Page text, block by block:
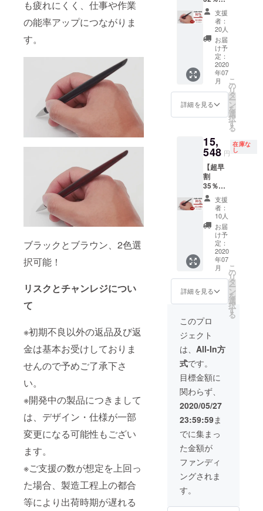
も疲れにくく、仕事や作業
の能率アップにつながりま
す。
ブラックとブラウン、2色選
択可能！
リスクとチャンレジについ
て
※初期不良以外の返品及び返
金は基本お受けしておりま
せんので予めご了承下さ
い。
※開発中の製品につきまして
は、デザイン・仕様が一部
変更になる可能性もござい
ます。
※ご支援の数が想定を上回っ
た場合、製造工程上の都合
等により出荷時期が遅れる
だけま
す。 予
定配送
時期：
2020年
7月上旬
の価格
となり
ます。
※商品の
仕様、
デザイ
ンに関
しまし
ては一
部変更
になる
す。ご
了承く
ださ
い。 ※2
色お選
びいた
だけま
す。 予
定配送
時期：
2020年
7月上旬
F】 イ
ンクレ
スペン
×2
※2020
年7月上
旬にお
届けす
る予定
です
が、生
産、配
送状況
遅れる
可能性
もござ
いま
す。 ※
送料込
の価格
となり
ます。
※商品の
仕様、
デザイ
ンに関
しまし
ては一
部変更
になる
いま
す。ご
了承く
ださ
い。 ※2
色お選
びいた
だけま
す。 予
定配送
時期：
2020年
7月上旬
支援
者：
20人
お届
け予
定：
2020
年07
月
詳細を見る
こ
の
リ
タ
ー
ン
を
選
択
す
る
15,
548 円
在庫な
し
【超早
割
35％OF
F】 イ
ンクレ
スペン
×4
※2020
年7月上
旬にお
届けす
る予定
です
が、生
産、配
送状況
により
遅れる
可能性
もござ
いま
す。 ※
送料込
の価格
となり
ます。
※商品の
仕様、
デザイ
ンに関
しまし
ては一
部変更
になる
いま
支援
者：
10人
お届
け予
定：
2020
年07
月
詳細を見る
こ
の
リ
タ
ー
ン
を
選
択
す
る
このプロ
ジェクト
は、 All-In方
式です。
目標金額に
関わらず、
2020/05/27
23:59:59ま
でに集まっ
た金額が
ファンディ
ングされま
す。